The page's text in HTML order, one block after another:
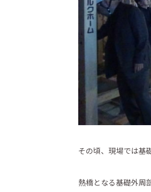
その頃、現場では基
熱橋となる基礎外周